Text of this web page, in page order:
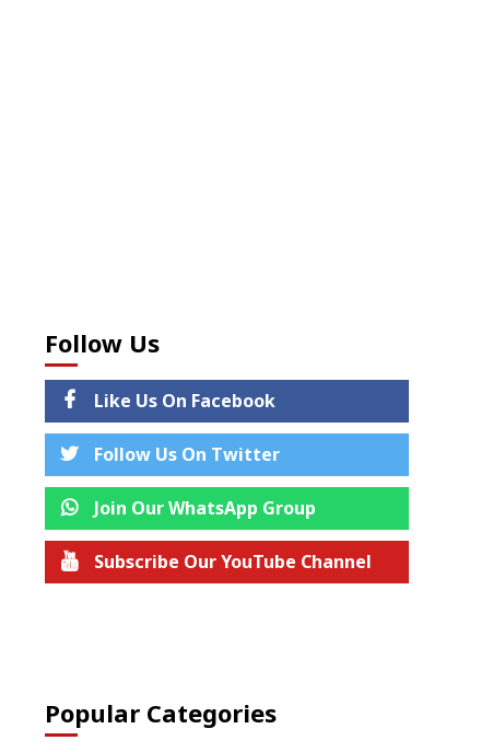
Follow Us
Like Us On Facebook
Follow Us On Twitter
Join Our WhatsApp Group
Subscribe Our YouTube Channel
Popular Categories